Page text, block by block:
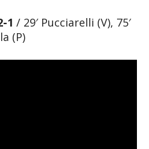
1 / 29′ Pucciarelli (V), 75′
(P)